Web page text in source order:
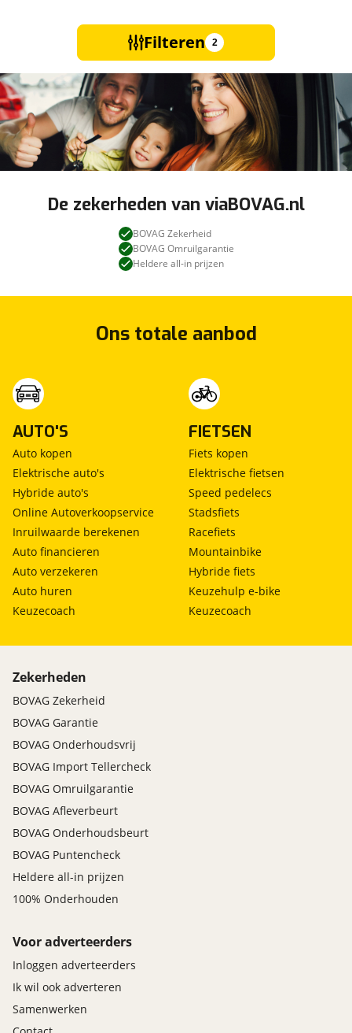
Filteren 2
De zekerheden van viaBOVAG.nl
BOVAG Zekerheid
BOVAG Omruilgarantie
Heldere all-in prijzen
Ons totale aanbod
AUTO'S
Auto kopen
Elektrische auto's
Hybride auto's
Online Autoverkoopservice
Inruilwaarde berekenen
Auto financieren
Auto verzekeren
Auto huren
Keuzecoach
FIETSEN
Fiets kopen
Elektrische fietsen
Speed pedelecs
Stadsfiets
Racefiets
Mountainbike
Hybride fiets
Keuzehulp e-bike
Keuzecoach
Zekerheden
BOVAG Zekerheid
BOVAG Garantie
BOVAG Onderhoudsvrij
BOVAG Import Tellercheck
BOVAG Omruilgarantie
BOVAG Afleverbeurt
BOVAG Onderhoudsbeurt
BOVAG Puntencheck
Heldere all-in prijzen
100% Onderhouden
Voor adverteerders
Inloggen adverteerders
Ik wil ook adverteren
Samenwerken